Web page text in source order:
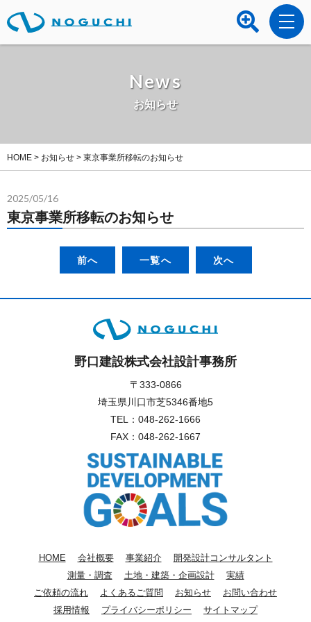
News
お知らせ
HOME > お知らせ > 東京事業所移転のお知らせ
2025/05/16
東京事業所移転のお知らせ
前へ 一覧へ 次へ
野口建設株式会社設計事務所
〒333-0866
埼玉県川口市芝5346番地5
TEL： 048-262-1666
FAX：048-262-1667
HOME 会社概要 事業紹介
開発設計コンサルタント
測量・調査
土地・建築・企画設計
実績
ご依頼の流れ
よくあるご質問 お知らせ
お問い合わせ
採用情報
プライバシーポリシー サイトマップ